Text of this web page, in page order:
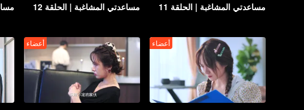
مساعدتي المشاغبة | الحلقة 11 مساعدتي المشاغبة | الحلقة 12
أعضاء أعضاء